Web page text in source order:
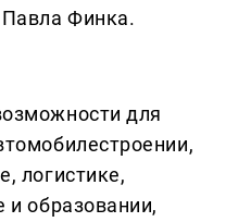
Павла Финка.
для
логистике,
и образовании,